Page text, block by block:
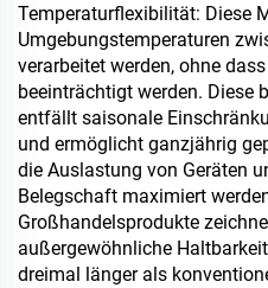
Temperaturflexibilität: Diese
Umgebungstemperaturen
verarbeitet werden, ohne
beeinträchtigt werden. Diese
entfällt saisonale
und ermöglicht ganzjährig
die Auslastung von Geräten
Belegschaft maximiert
Großhandelsprodukte
außergewöhnliche
dreimal länger als